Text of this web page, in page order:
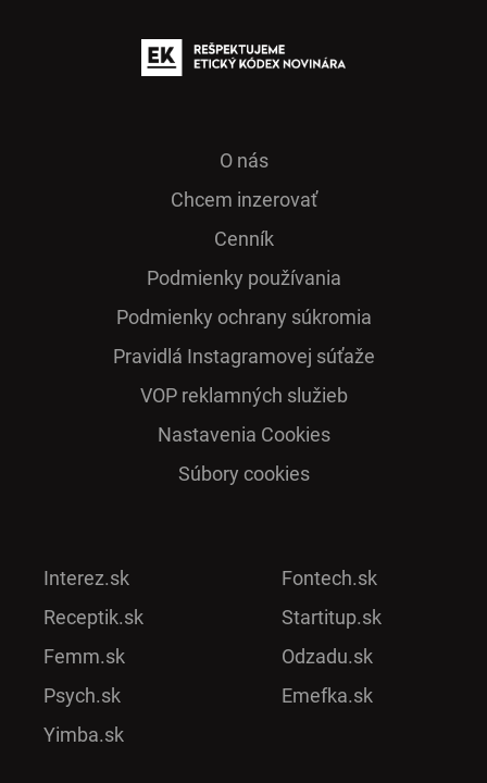
O nás
Chcem inzerovať
Cenník
Podmienky používania
Podmienky ochrany súkromia
Pra­vidlá Ins­ta­gra­mo­vej sú­ťaže
VOP reklamných služieb
Nastavenia Cookies
Súbory cookies
Interez.sk
Receptik.sk
Femm.sk
Psych.sk
Yimba.sk
Fontech.sk
Startitup.sk
Odzadu.sk
Emefka.sk